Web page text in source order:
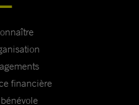
financière